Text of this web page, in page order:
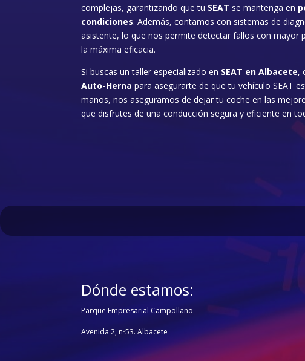
complejas, garantizando que tu SEAT se mantenga en
condiciones. Además, contamos con sistemas de
asistente, lo que nos permite detectar fallos con mayor
la máxima eficacia.
Si buscas un taller especializado en SEAT en Albacete,
Auto-Herna para asegurarte de que tu vehículo SEAT
manos, nos aseguramos de dejar tu coche en las
que disfrutes de una conducción segura y eficiente en
Dónde estamos:
Parque Empresarial Campollano
Avenida 2, nº53. Albacete